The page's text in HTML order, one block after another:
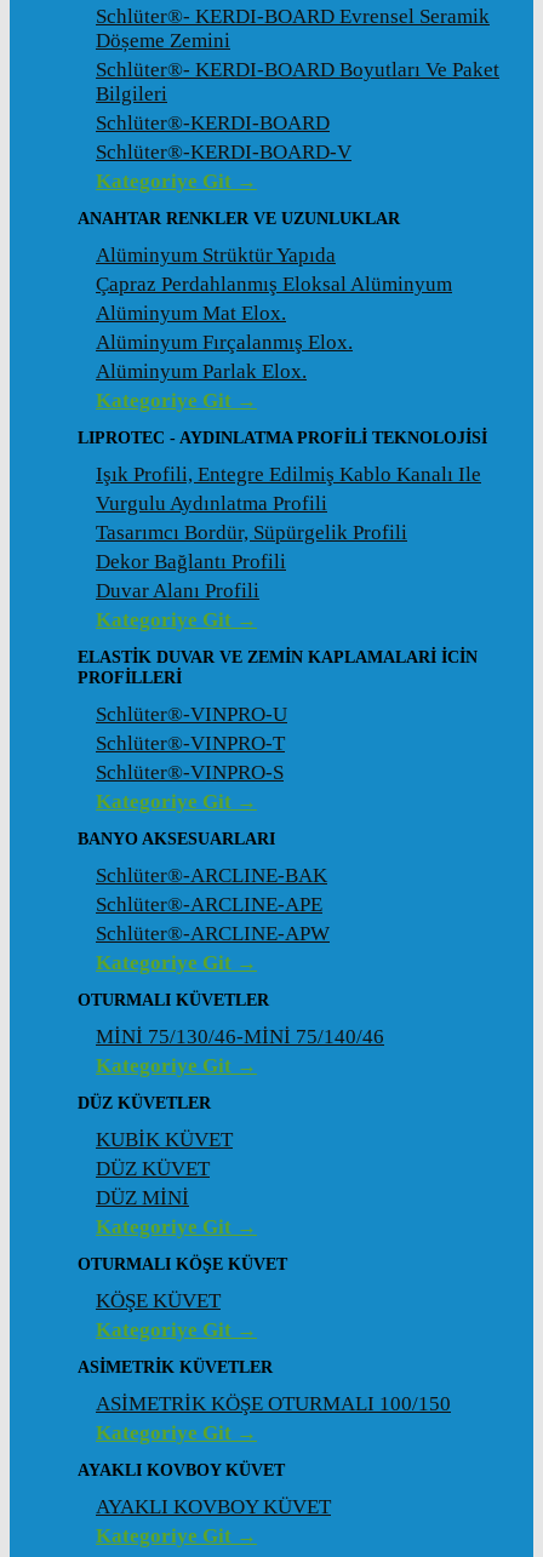
Schlüter®- KERDI-BOARD Evrensel Seramik
Döșeme Zemini
Schlüter®- KERDI-BOARD Boyutları Ve Paket
Bilgileri
Schlüter®-KERDI-BOARD
Schlüter®-KERDI-BOARD-V
Kategoriye Git →
ANAHTAR RENKLER VE UZUNLUKLAR
Alüminyum Strüktür Yapıda
Çapraz Perdahlanmış Eloksal Alüminyum
Alüminyum Mat Elox.
Alüminyum Fırçalanmış Elox.
Alüminyum Parlak Elox.
Kategoriye Git →
LIPROTEC - AYDINLATMA PROFILI TEKNOLOJISI
Işık Profili, Entegre Edilmiş Kablo Kanalı Ile
Vurgulu Aydınlatma Profili
Tasarımcı Bordür, Süpürgelik Profili
Dekor Bağlantı Profili
Duvar Alanı Profili
Kategoriye Git →
ELASTIK DUVAR VE ZEMIN KAPLAMALARI İCIN
PROFILLERI
Schlüter®-VINPRO-U
Schlüter®-VINPRO-T
Schlüter®-VINPRO-S
Kategoriye Git →
BANYO AKSESUARLARI
Schlüter®-ARCLINE-BAK
Schlüter®-ARCLINE-APE
Schlüter®-ARCLINE-APW
Kategoriye Git →
OTURMALI KÜVETLER
MİNİ 75/130/46-MİNİ 75/140/46
Kategoriye Git →
DÜZ KÜVETLER
KUBİK KÜVET
DÜZ KÜVET
DÜZ MİNİ
Kategoriye Git →
OTURMALI KÖŞE KÜVET
KÖŞE KÜVET
Kategoriye Git →
ASIMETRIK KÜVETLER
ASİMETRİK KÖŞE OTURMALI 100/150
Kategoriye Git →
AYAKLI KOVBOY KÜVET
AYAKLI KOVBOY KÜVET
Kategoriye Git →